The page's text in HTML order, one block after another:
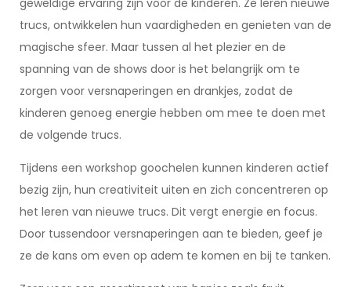
geweldige ervaring zijn voor de kinderen. Ze leren nieuwe
trucs, ontwikkelen hun vaardigheden en genieten van de
magische sfeer. Maar tussen al het plezier en de
spanning van de shows door is het belangrijk om te
zorgen voor versnaperingen en drankjes, zodat de
kinderen genoeg energie hebben om mee te doen met
de volgende trucs.
Tijdens een workshop goochelen kunnen kinderen actief
bezig zijn, hun creativiteit uiten en zich concentreren op
het leren van nieuwe trucs. Dit vergt energie en focus.
Door tussendoor versnaperingen aan te bieden, geef je
ze de kans om even op adem te komen en bij te tanken.